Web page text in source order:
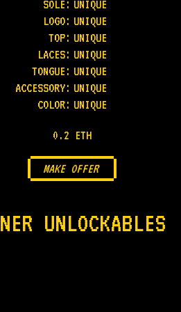
SOLE : UNIQUE
LOGO: UNIQUE
TOP: UNIQUE
LACES: UNIQUE
TONGUE : UNIQUE
ACCESSORY: UNIQUE
COLOR: UNIQUE
0.2 ETH
MAKE OFFER
UNLOCKABLES